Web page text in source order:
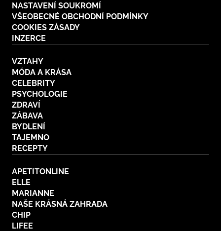
NASTAVENÍ SOUKROMÍ
VŠEOBECNÉ OBCHODNÍ PODMÍNKY
COOKIES ZÁSADY
INZERCE
VZTAHY
MÓDA A KRÁSA
CELEBRITY
PSYCHOLOGIE
ZDRAVÍ
ZÁBAVA
BYDLENÍ
TAJEMNO
RECEPTY
APETITONLINE
ELLE
MARIANNE
NAŠE KRÁSNÁ ZAHRADA
CHIP
LIFEE